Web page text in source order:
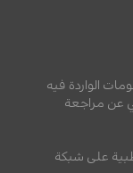
الواردة فيه
عن مراجعة
على شبكة